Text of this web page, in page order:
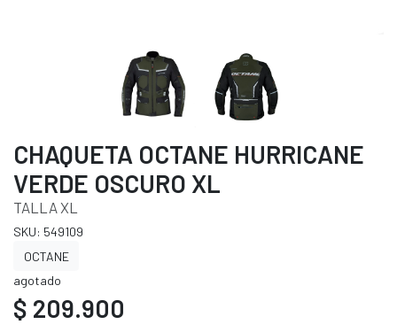
CHAQUETA OCTANE HURRICANE
VERDE OSCURO XL
TALLA XL
SKU: 549109
OCTANE
agotado
$ 209.900